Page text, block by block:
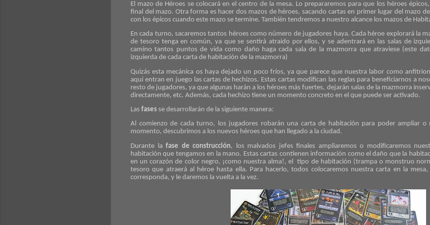
El mazo de Héroes se colocará en el centro de la mesa. Lo prepararemos para que los héroes
final del mazo. Otra forma es hacer dos mazos de héroes, sacando cartas en primer lugar del mazo
con los épicos cuando este mazo se termine. También tendremos a nuestro alcance los mazos de
En cada turno, sacaremos tantos héroes como número de jugadores haya. Cada héroe explorará la
de tesoro tenga en común, ya que se sentirá atraido por ellos, y se adentrará en las salas de
camino tantos puntos de vida como daño haga cada sala de la mazmorra que atraviese (este
izquierda de cada carta de habitación de la mazmorra)
Quizás esta mecánica os haya dejado un poco fríos, ya que parece que nuestra labor como
aquí entran en juego las cartas de hechizos. Estas cartas modifican las reglas para beneficiarnos a
resto de jugadores, ya que algunas harán a los héroes más fuertes, dejarán salas de la mazmorra
directamente, etc. Además, cada hechizo tiene un momento concreto en el que puede ser activado.
Las fases se desarrollarán de la siguiente manera:
Al comienzo de cada turno, los jugadores robarán una carta de habitación para poder ampliar o
momento, descubrimos a los nuevos héroes que han llegado a la ciudad.
Durante lafase de construcción, los malvados jefes finales ampliaremos o modificaremos
habitación que tengamos en la mano. Estas cartas contienen información como el daño que la
en un corazón de color negro, ¡como nuestra alma!, el tipo de habitación (trampa o monstruo
tesoro que atraerá al héroe hasta ella. Para hacerlo, todos colocaremos nuestra carta en la
corresponda, y le daremos la vuelta a la vez.